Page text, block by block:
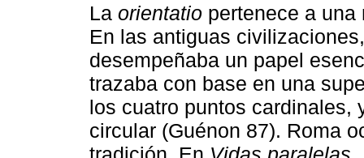
La orientatio pertenece a
En las antiguas
desempeñaba un papel
trazaba con base en una
los cuatro puntos cardinales,
circular (Guénon 87). Roma